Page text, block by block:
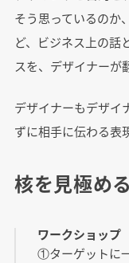
そう思っているのか
ど、ビジネス上の話
スを、デザイナーが
デザイナーもデザイ
ずに相手に伝わる表
核を見極め
ワークショップ
①ターゲットに